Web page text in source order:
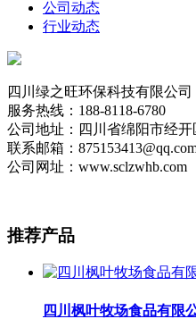
公司动态
行业动态
四川绿之旺环保科技有限公司
服务热线：188-8118-6780
公司地址：四川省绵阳市经开
联系邮箱：
公司网址：www.sclzwhb.com
推荐产品
四川枫叶牧场食品有限